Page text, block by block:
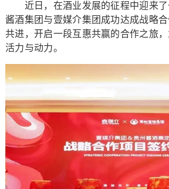
近日，在酒业发展的征程中迎来了
酱酒集团与壹媒介集团成功达成战略
共进，开启一段互惠共赢的合作之旅
活力与动力。